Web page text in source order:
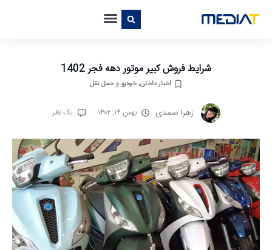
شرایط فروش کبیر موتور دهه فجر 1402
اخبار داخلی,خودرو و حمل نقل
زهرا صمدی بهمن ۱۴, ۱۴۰۲ یک نظر